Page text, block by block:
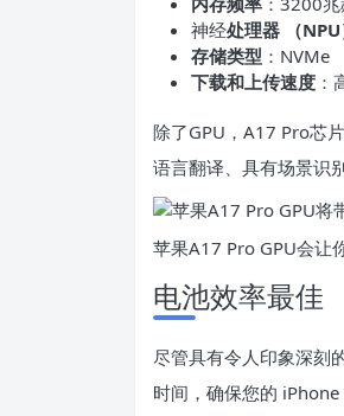
神经处理器 （
存储类型 ：NVMe
下载和上传速度
除了GPU，A17 Pro芯
语言翻译、具有场景识
苹果A17 Pro GPU会让
电池效率最佳
尽管具有令人印象深刻
时间，确保您的 iPhone